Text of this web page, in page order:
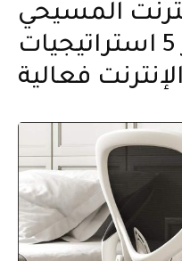
المسيحي
المجاني – أكثر 5 استراتيجيات
فعالية